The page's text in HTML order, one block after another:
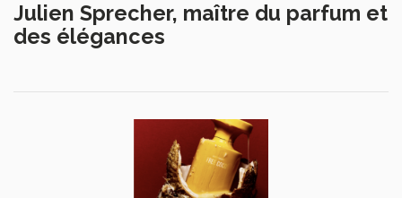
Julien Sprecher, maître du parfum et
des élégances